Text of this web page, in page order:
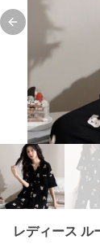
Previous slide
レディース ル